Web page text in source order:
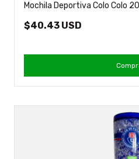
Mochila Deportiva Colo Colo
$40.43 USD